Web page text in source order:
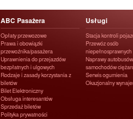
ABC Pasażera
Opłaty przewozowe
Prawa i obowiązki
przewoźnika/pasażera
Uprawnienia do przejazdów
bezpłatnych i ulgowych
Rodzaje i zasady korzystania z
biletów
Bilet Elektroniczny
Obsługa interesantów
Sprzedaż biletów
Polityka prywatności
Usługi
Stacja kontroli
Przewóz osób
niepełnosprawnych
Naprawy
samochodów
Serwis ogumienia
Okazjonalny